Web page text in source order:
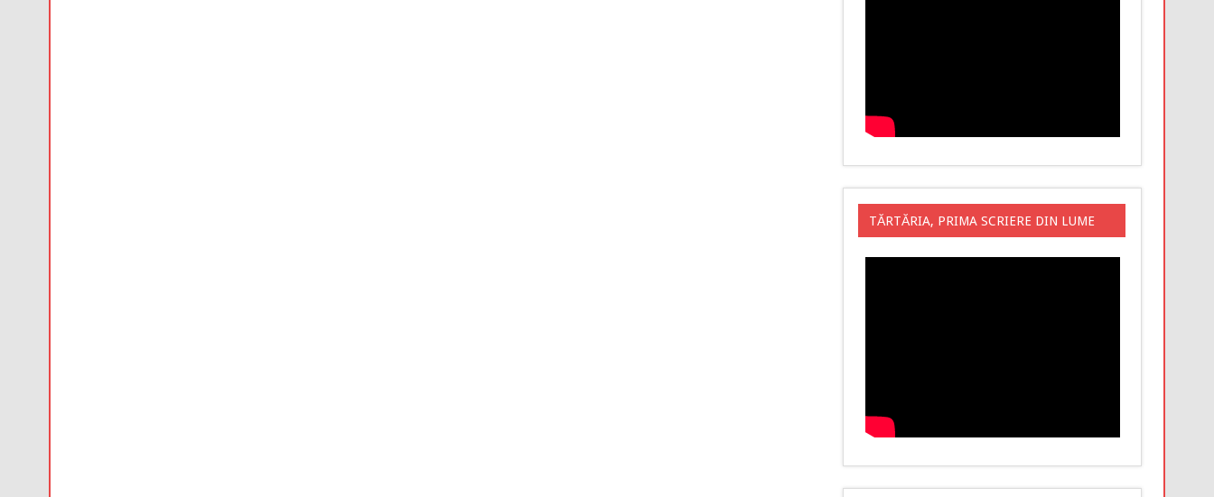
TĂRTĂRIA, PRIMA SCRIERE DIN LUME